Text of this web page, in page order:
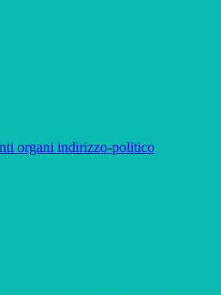
organi indirizzo-politico